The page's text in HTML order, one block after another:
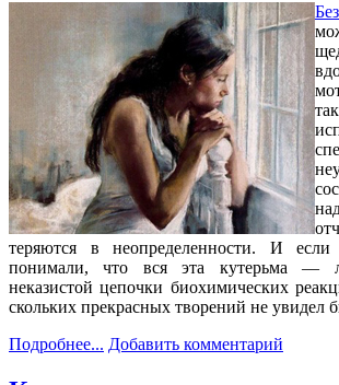
теряются в неопределенности. И
понимали, что вся эта кутерьма —
неказистой цепочки биохимических
скольких прекрасных творений не увидел
Подробнее... Добавить комментарий